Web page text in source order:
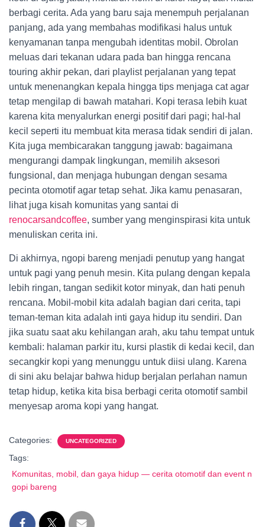
berbagi cerita. Ada yang baru saja menempuh perjalanan
panjang, ada yang membahas modifikasi halus untuk
kenyamanan tanpa mengubah identitas mobil. Obrolan
meluas dari tekanan udara pada ban hingga rencana
touring akhir pekan, dari playlist perjalanan yang tepat
untuk menenangkan kepala hingga tips menjaga cat agar
tetap mengilap di bawah matahari. Kopi terasa lebih kuat
karena kita menyalurkan energi positif dari pagi; hal-hal
kecil seperti itu membuat kita merasa tidak sendiri di jalan.
Kita juga membicarakan tanggung jawab: bagaimana
mengurangi dampak lingkungan, memilih aksesori
fungsional, dan menjaga hubungan dengan sesama
pecinta otomotif agar tetap sehat. Jika kamu penasaran,
lihat juga kisah komunitas yang santai di
renocarsandcoffee, sumber yang menginspirasi kita untuk
menuliskan cerita ini.
Di akhirnya, ngopi bareng menjadi penutup yang hangat
untuk pagi yang penuh mesin. Kita pulang dengan kepala
lebih ringan, tangan sedikit kotor minyak, dan hati penuh
rencana. Mobil-mobil kita adalah bagian dari cerita, tapi
teman-teman kita adalah inti gaya hidup itu sendiri. Dan
jika suatu saat aku kehilangan arah, aku tahu tempat untuk
kembali: halaman parkir itu, kursi plastik di kedai kecil, dan
secangkir kopi yang menunggu untuk diisi ulang. Karena
di sini aku belajar bahwa hidup berjalan perlahan namun
tetap hidup, ketika kita bisa berbagi cerita otomotif sambil
menyesap aroma kopi yang hangat.
Categories: UNCATEGORIZED
Tags:
Komunitas, mobil, dan gaya hidup — cerita otomotif dan event n
gopi bareng